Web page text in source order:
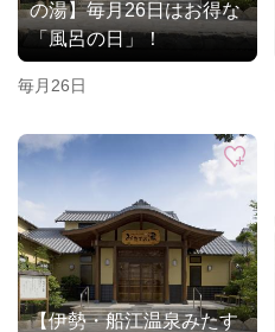
の湯】毎月26日はお得な
「風呂の日」！
毎月26日
【伊勢・船江温泉みたす